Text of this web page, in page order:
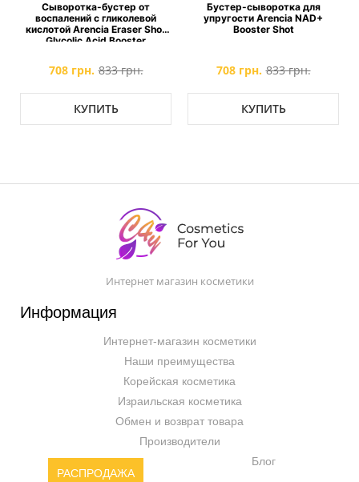
Сыворотка-бустер от
воспалений с гликолевой
кислотой Arencia Eraser Shot
Glycolic Acid Booster
708 грн. 833 грн.
КУПИТЬ
Бустер-сыворотка для
упругости Arencia NAD+
Booster Shot
708 грн. 833 грн.
КУПИТЬ
Интернет магазин косметики
Информация
Интернет-магазин косметики
Наши преимущества
Корейская косметика
Израильская косметика
Обмен и возврат товара
Производители
РАСПРОДАЖА
Блог